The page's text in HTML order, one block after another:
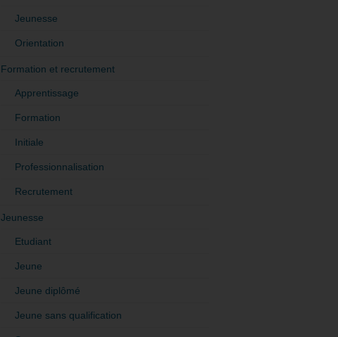
Jeunesse
Orientation
Formation et recrutement
Apprentissage
Formation
Initiale
Professionnalisation
Recrutement
Jeunesse
Etudiant
Jeune
Jeune diplômé
Jeune sans qualification